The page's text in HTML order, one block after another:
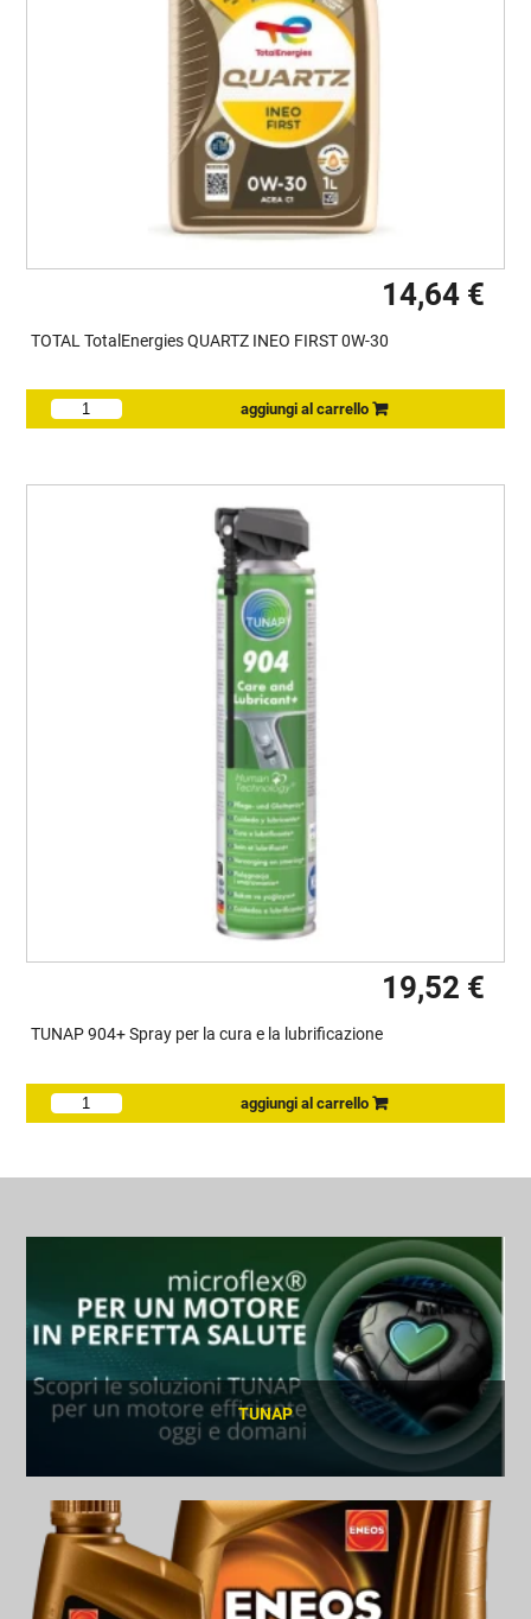
14,64 €
TOTAL TotalEnergies QUARTZ INEO FIRST 0W-30
19,52 €
TUNAP 904+ Spray per la cura e la lubrificazione
TUNAP
SCOPRI